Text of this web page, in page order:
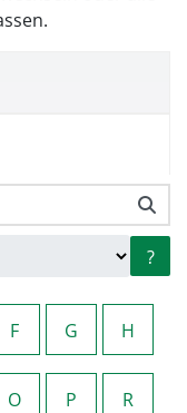
?
F G H
O P R